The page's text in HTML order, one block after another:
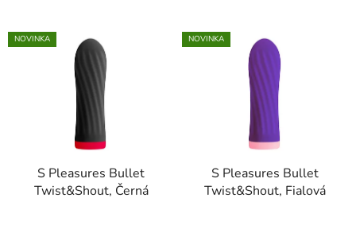
NOVINKA
S Pleasures Bullet
Twist&Shout, Černá
NOVINKA
S Pleasures Bullet
Twist&Shout, Fialová